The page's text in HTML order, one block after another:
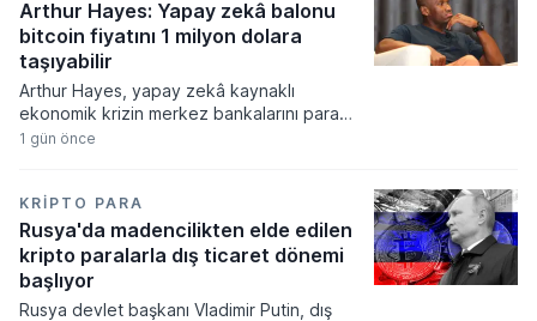
Arthur Hayes: Yapay zekâ balonu
bitcoin fiyatını 1 milyon dolara
taşıyabilir
Arthur Hayes, yapay zekâ kaynaklı
ekonomik krizin merkez bankalarını para
basmaya zorlayacağını ve bu durumun
kayıplarının tetikleyeceği kredi krizinin
küresel likidite artışına yol açacağını belirtti
ve bitcoinin bu süreçte en hızlı tepki veren
varlık olacağı vurguladı.
1 gün önce
KRIPTO PARA
Rusya'da madencilikten elde edilen
kripto paralarla dış ticaret dönemi
başlıyor
Rusya devlet başkanı Vladimir Putin, dış